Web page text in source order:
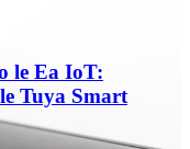
le Ea IoT:
Tuya Smart